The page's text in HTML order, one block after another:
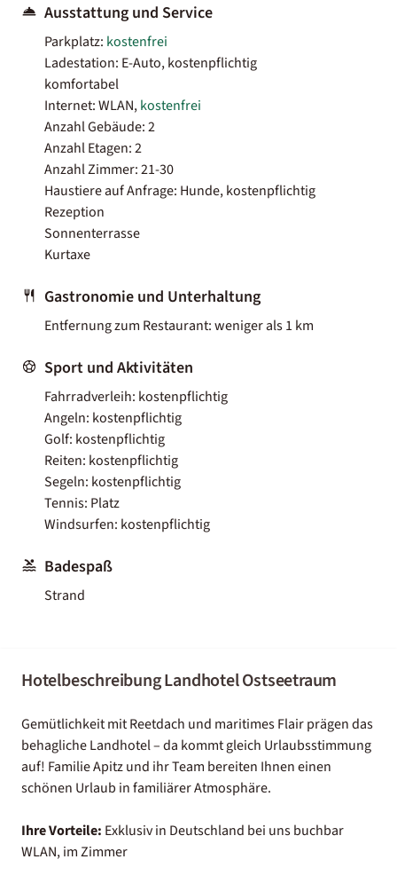
Ausstattung und Service
Parkplatz: kostenfrei
Ladestation: E-Auto, kostenpflichtig
komfortabel
Internet: WLAN,kostenfrei
Anzahl Gebäude: 2
Anzahl Etagen: 2
Anzahl Zimmer: 21-30
Haustiere auf Anfrage: Hunde, kostenpflichtig
Rezeption
Sonnenterrasse
Kurtaxe
Gastronomie und Unterhaltung
Entfernung zum Restaurant: weniger als 1 km
Sport und Aktivitäten
Fahrradverleih: kostenpflichtig
Angeln: kostenpflichtig
Golf: kostenpflichtig
Reiten: kostenpflichtig
Segeln: kostenpflichtig
Tennis: Platz
Windsurfen: kostenpflichtig
Badespaß
Strand
Hotelbeschreibung Landhotel Ostseetraum
Gemütlichkeit mit Reetdach und maritimes Flair prägen das
behagliche Landhotel – da kommt gleich Urlaubsstimmung
auf! Familie Apitz und ihr Team bereiten Ihnen einen
schönen Urlaub in familiärer Atmosphäre.
Ihre Vorteile: Exklusiv in Deutschland bei uns buchbar
WLAN, im Zimmer